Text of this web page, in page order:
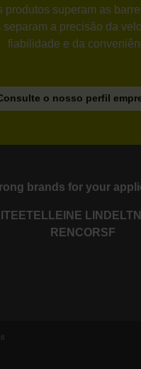
produtos superam as
separam a precisão da
fiabilidade e da
o nosso perfil
brands for your
ETEL LEINE LINDE LTN
RENCORSF